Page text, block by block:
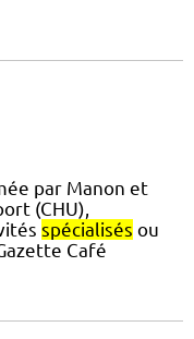
par Manon et
(CHU),
spécialisés ou
Café